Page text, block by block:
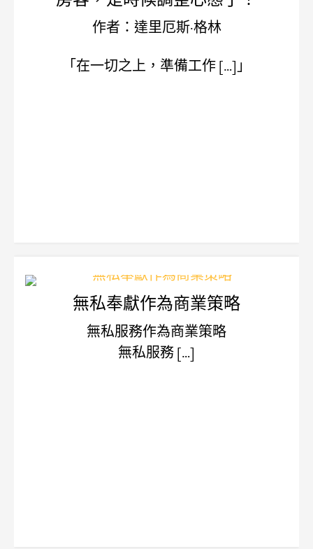
作者：達里厄斯·格林
「在一切之上，準備工作 […]」
無私奉獻作為商業策略
無私服務作為商業策略
無私服務 […]